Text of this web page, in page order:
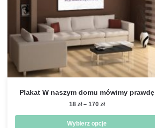
Plakat W naszym domu mówimy prawdę
18 zł – 170 złZakres
od
Wybierz opcje